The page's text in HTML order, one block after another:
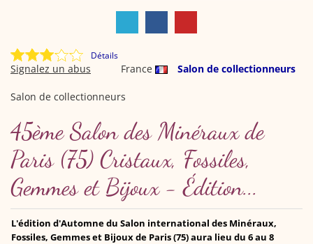
Détails
France Salon de collectionneurs
Signalez un abus
Salon de collectionneurs
45ème Salon des Minéraux de
Paris (75) Cristaux, Fossiles,
Gemmes et Bijoux - Édition...
L'édition d'Automne du Salon international des Minéraux,
Fossiles, Gemmes et Bijoux de Paris (75) aura lieu du 6 au 8